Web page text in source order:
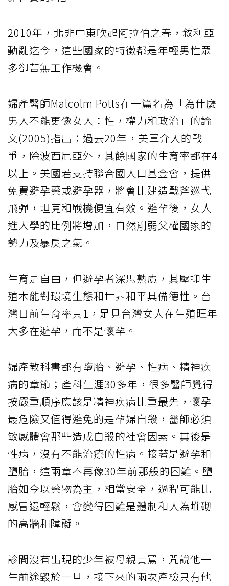
2010年，北非中東吹起阿拉伯之春，敘利亞
動亂迄今，這些國家的特徵都是年輕男性眾
多卻苦無工作機會。
婦產醫師Malcolm Potts在一篇名為「為什麼
男人不能更像女人：性，權力和政治」的論
文(2005)指出：過去20年，美軍介入的戰
爭，除波西尼亞外，其餘國家的生育率都在4
以上。美國若支持聯合國人口基金會，提供
免費避孕藥或避孕器，將會比建造戰斧巡弋
飛彈，坦克和戰機便宜有效。避孕後，女人
進大學的比例將增加，自然削弱父權國家的
勢力及暴戾之氣。
生育是自由，但避孕者深思熟慮，其壓抑生
殖本能對環境生態和世界和平具備德性。台
灣目前生育率只1，足見台灣女人在生殖旺年
大多在避孕，而不是懷孕。
婦產教科書都有墮胎、避孕、性病、精神疾
病的章節；產科生涯30多年，很多醫師覺得
按嚴重順序應該是精神疾病比重最先，懷孕
最危險又值得避免的是孕婦自殺，醫師必須
敏感體會那些造成自殺的社會因素。其後是
性病，沒有不能治療的性病。接著是避孕和
墮胎，這兩章不再像30年前那般的困難。墮
胎如今以藥物為主，相當安全，過程可能比
感冒還輕鬆，會變得困難是體制和人為堆砌
的高牆和障礙。
診間沒有出現的少年被母親責罵，咒說他一
生前途毀於一旦，接下來的兩次產檢只有他